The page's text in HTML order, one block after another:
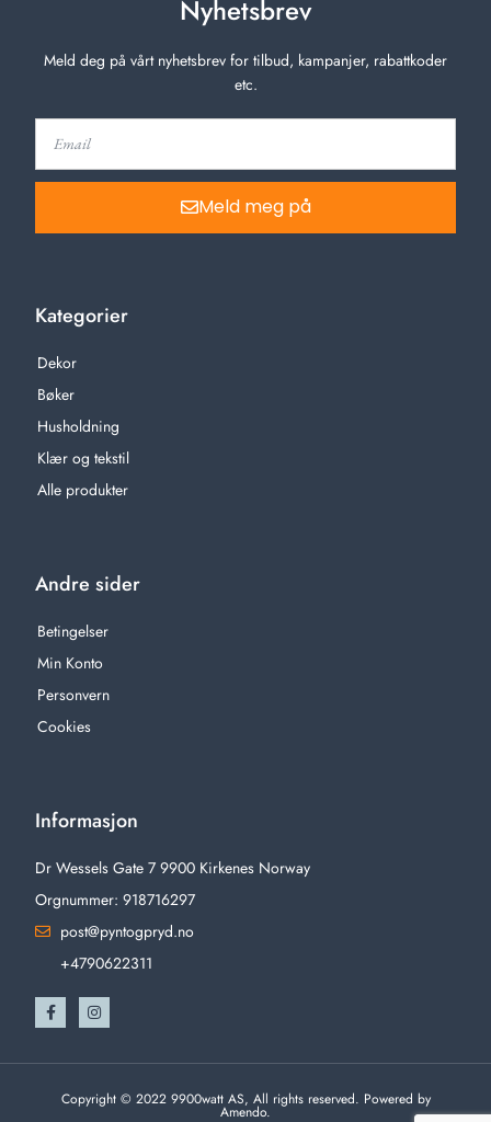
Nyhetsbrev
Meld deg på vårt nyhetsbrev for tilbud, kampanjer, rabattkoder
etc.
Meld meg på
Kategorier
Dekor
Bøker
Husholdning
Klær og tekstil
Alle produkter
Andre sider
Betingelser
Min Konto
Personvern
Cookies
Informasjon
Dr Wessels Gate 7 9900 Kirkenes Norway
Orgnummer: 918716297
post@pyntogpryd.no
+4790622311
Copyright © 2022 9900watt AS, All rights reserved. Powered by
Amendo.